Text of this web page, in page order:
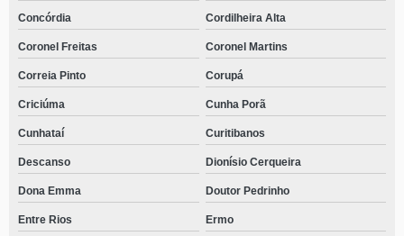
Concórdia Cordilheira Alta
Coronel Freitas Coronel Martins
Correia Pinto Corupá
Criciúma Cunha Porã
Cunhataí Curitibanos
Descanso Dionísio Cerqueira
Dona Emma Doutor Pedrinho
Entre Rios Ermo